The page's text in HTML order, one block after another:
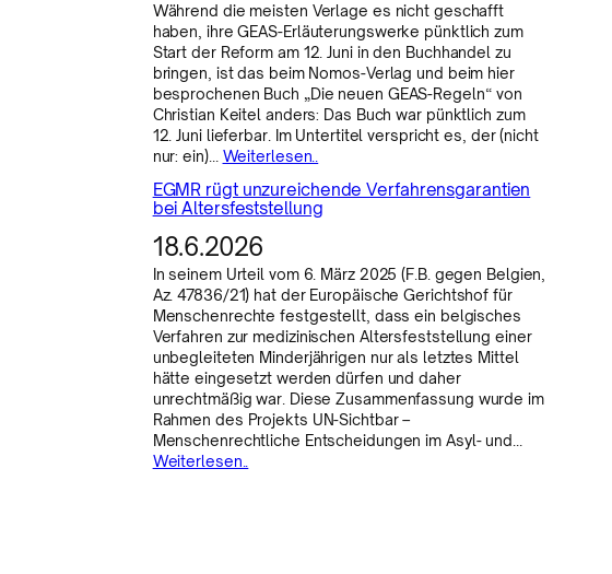
Während die meisten Verlage es nicht geschafft
haben, ihre GEAS-Erläuterungswerke pünktlich zum
Start der Reform am 12. Juni in den Buchhandel zu
bringen, ist das beim Nomos-Verlag und beim hier
besprochenen Buch „Die neuen GEAS-Regeln“ von
Christian Keitel anders: Das Buch war pünktlich zum
12. Juni lieferbar. Im Untertitel verspricht es, der (nicht
nur: ein)… Weiterlesen..
EGMR rügt unzureichende Verfahrensgarantien
bei Altersfeststellung
18.6.2026
In seinem Urteil vom 6. März 2025 (F.B. gegen Belgien,
Az. 47836/21) hat der Europäische Gerichtshof für
Menschenrechte festgestellt, dass ein belgisches
Verfahren zur medizinischen Altersfeststellung einer
unbegleiteten Minderjährigen nur als letztes Mittel
hätte eingesetzt werden dürfen und daher
unrechtmäßig war. Diese Zusammenfassung wurde im
Rahmen des Projekts UN-Sichtbar –
Menschenrechtliche Entscheidungen im Asyl- und…
Weiterlesen..